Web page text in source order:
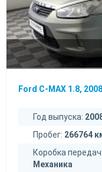
Ford C-MAX 1.8, 2008
Год выпуска:
Пробег: 266764
Коробка передач:
Механика